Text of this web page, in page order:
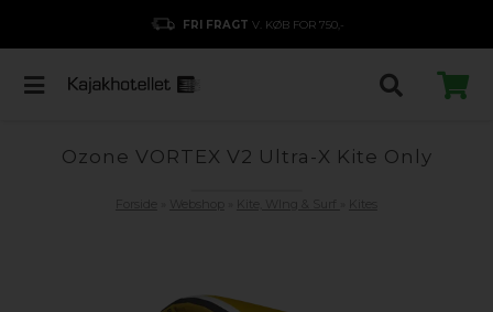
FRI FRAGT V. KØB FOR 750,-
Ozone VORTEX V2 Ultra-X Kite Only